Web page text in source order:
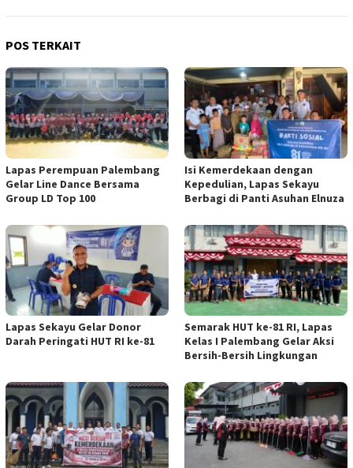
POS TERKAIT
Lapas Perempuan Palembang
Gelar Line Dance Bersama
Group LD Top 100
Isi Kemerdekaan dengan
Kepedulian, Lapas Sekayu
Berbagi di Panti Asuhan Elnuza
Lapas Sekayu Gelar Donor
Darah Peringati HUT RI ke-81
Semarak HUT ke-81 RI, Lapas
Kelas I Palembang Gelar Aksi
Bersih-Bersih Lingkungan